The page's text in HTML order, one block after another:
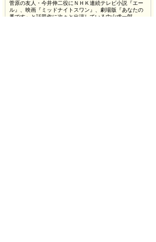
菅原の友人・今井伸二役にＮＨＫ連続テレビ小説『エー
ル』、映画『ミッドナイトスワン』、劇場版『あなたの
番です』と話題作に次々と出演している中山求一郎。